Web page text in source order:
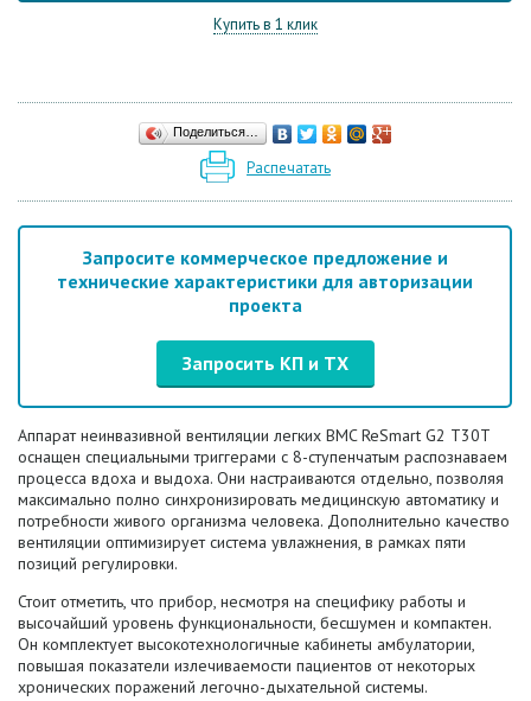
Купить в 1 клик
Поделиться…
Распечатать
Запросите коммерческое предложение и
технические характеристики для авторизации
проекта
Запросить КП и ТХ
Аппарат неинвазивной вентиляции легких BMC ReSmart G2 T30T
оснащен специальными триггерами с 8-ступенчатым распознаваем
процесса вдоха и выдоха. Они настраиваются отдельно, позволяя
максимально полно синхронизировать медицинскую автоматику и
потребности живого организма человека. Дополнительно качество
вентиляции оптимизирует система увлажнения, в рамках пяти
позиций регулировки.
Стоит отметить, что прибор, несмотря на специфику работы и
высочайший уровень функциональности, бесшумен и компактен.
Он комплектует высокотехнологичные кабинеты амбулатории,
повышая показатели излечиваемости пациентов от некоторых
хронических поражений легочно-дыхательной системы.